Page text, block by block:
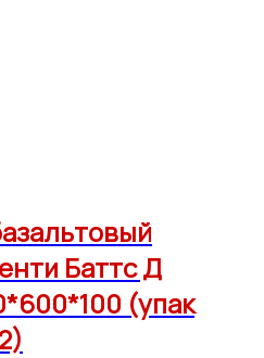
Баттс Д
(упак